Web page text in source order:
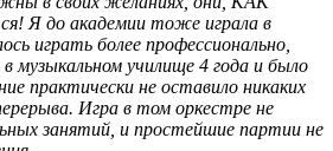
Я до академии тоже играла в
играть более профессионально,
музыкальном училище 4 года и было
практически не оставило никаких
Игра в том оркестре не
занятий, и простейшие партии не